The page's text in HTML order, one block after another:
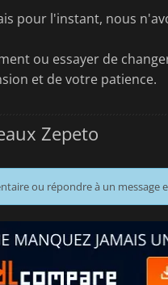
pour l'instant, nous
ou essayer de
et de votre patience.
Zepeto
ou répondre à un message